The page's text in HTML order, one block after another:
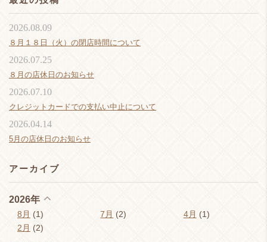
８月１８日（火）の閉店時間について
2026.08.09
８月の店休日のお知らせ
2026.07.25
クレジットカードでの支払い中止について
2026.07.10
5月の店休日のお知らせ
2026.04.14
アーカイブ
2026年
8月 (1) 7月 (2) 4月 (1)
2月 (2)